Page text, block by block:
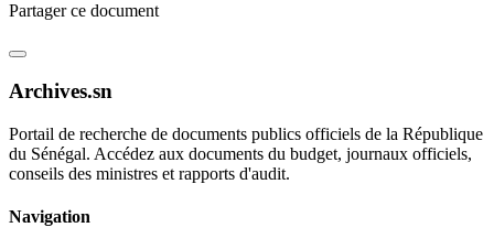
Partager ce document
Archives.sn
Portail de recherche de documents publics officiels de la République
du Sénégal. Accédez aux documents du budget, journaux officiels,
conseils des ministres et rapports d'audit.
Navigation